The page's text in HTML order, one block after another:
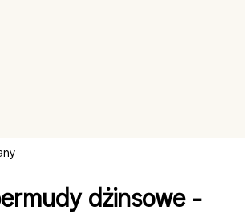
dżinsowe -